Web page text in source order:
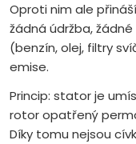
Oproti nim ale
žádná údržba,
(benzín, olej, filtry
emise.
Princip: stator je
rotor opatřený
Díky tomu nejsou